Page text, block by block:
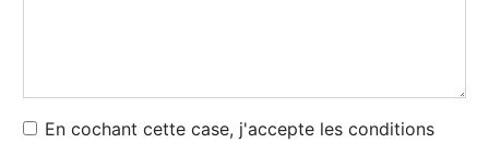
En cochant cette case, j'accepte les conditions